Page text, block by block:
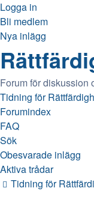
Logga in
Bli medlem
Nya inlägg
Forum för diskussion
Tidning för
Forumindex
FAQ
Sök
Obesvarade inlägg
Aktiva trådar
Tidning för